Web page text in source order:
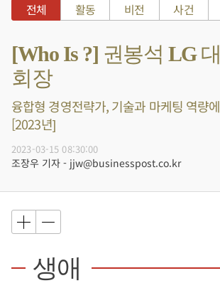
전체 활동 비전 사건
[Who Is ?] 권봉석 LG
회장
융합형 경영전략가, 기술과 마케팅 역량
[2023년]
2023-03-15 08:30:00
조장우 기자 - jjw@businesspost.co.kr
생애